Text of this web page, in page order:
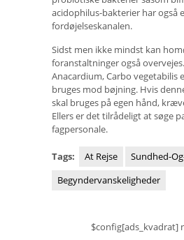
acidophilus-bakterier har også
fordøjelseskanalen.
Sidst men ikke mindst kan
foranstaltninger også
Anacardium, Carbo vegetabilis
bruges mod bøjning. Hvis
skal bruges på egen hånd,
Ellers er det tilrådeligt at søge
fagpersonale.
Tags: At Rejse
Sundhed-
Begyndervanskeligheder
$config[ads_kvadrat]